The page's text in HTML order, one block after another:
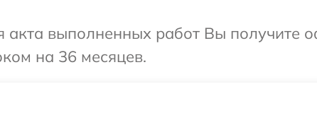
акта выполненных работ Вы получите
на 36 месяцев.